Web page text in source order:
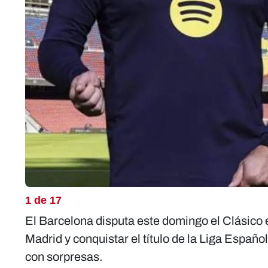
1 de 17
El Barcelona disputa este domingo el
Madrid y conquistar el título de la Liga
con sorpresas.